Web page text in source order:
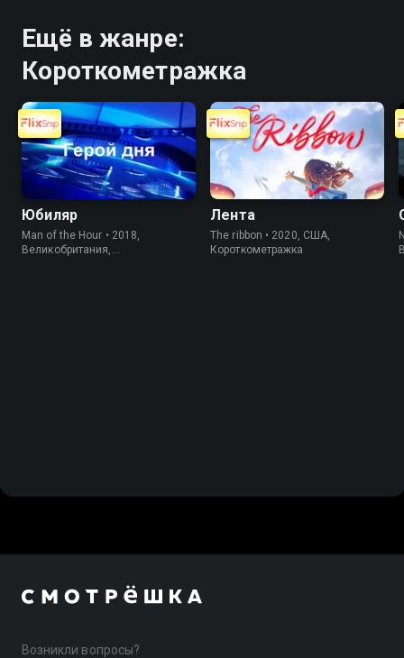
Ещё в жанре:
Короткометражка
Юбиляр
Man of the Hour • 2018,
Великобритания,
Лента
The ribbon • 2020, США,
Короткометражка
Возникли вопросы?